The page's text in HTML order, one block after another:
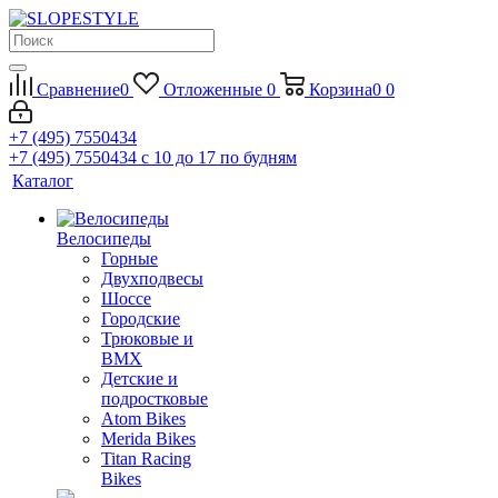
Сравнение0 Отложенные 0 Корзина0 0
+7 (495) 7550434
+7 (495) 7550434 с 10 до 17 по будням
Каталог
Велосипеды
Горные
Двухподвесы
Шоссе
Городские
Трюковые и
BMX
Детские и
подростковые
Atom Bikes
Merida Bikes
Titan Racing
Bikes